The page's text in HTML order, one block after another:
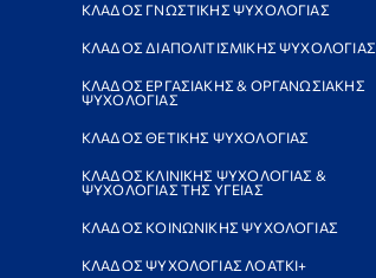
ΚΛΑΔΟΣ ΓΝΩΣΤΙΚΗΣ ΨΥΧΟΛΟΓΙΑΣ
ΚΛΑΔΟΣ ΔΙΑΠΟΛΙΤΙΣΜΙΚΗΣ ΨΥΧΟΛΟΓΙΑΣ
ΚΛΑΔΟΣ ΕΡΓΑΣΙΑΚΗΣ & ΟΡΓΑΝΩΣΙΑΚΗΣ
ΨΥΧΟΛΟΓΙΑΣ
ΚΛΑΔΟΣ ΘΕΤΙΚΗΣ ΨΥΧΟΛΟΓΙΑΣ
ΚΛΑΔΟΣ ΚΛΙΝΙΚΗΣ ΨΥΧΟΛΟΓΙΑΣ &
ΨΥΧΟΛΟΓΙΑΣ ΤΗΣ ΥΓΕΙΑΣ
ΚΛΑΔΟΣ ΚΟΙΝΩΝΙΚΗΣ ΨΥΧΟΛΟΓΙΑΣ
ΚΛΑΔΟΣ ΨΥΧΟΛΟΓΙΑΣ ΛΟΑΤΚΙ+